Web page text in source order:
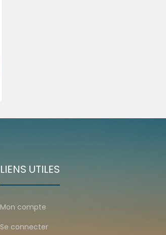
LIENS UTILES
Mon compte
Se connecter